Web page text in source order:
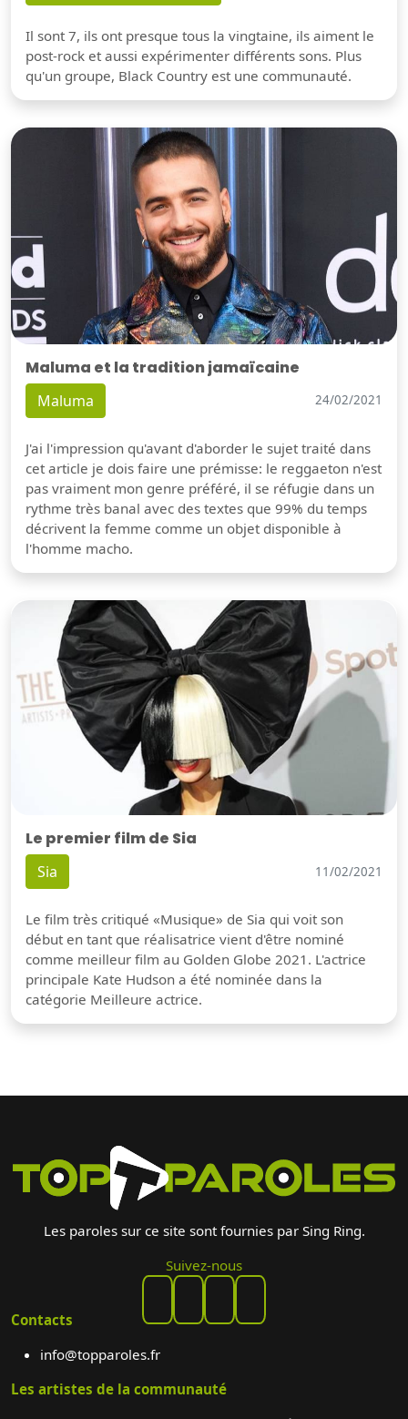
Il sont 7, ils ont presque tous la vingtaine, ils aiment le
post-rock et aussi expérimenter différents sons. Plus
qu'un groupe, Black Country est une communauté.
Maluma et la tradition jamaïcaine
Maluma 24/02/2021
J'ai l'impression qu'avant d'aborder le sujet traité dans
cet article je dois faire une prémisse: le reggaeton n'est
pas vraiment mon genre préféré, il se réfugie dans un
rythme très banal avec des textes que 99% du temps
décrivent la femme comme un objet disponible à
l'homme macho.
Le premier film de Sia
Sia 11/02/2021
Le film très critiqué «Musique» de Sia qui voit son
début en tant que réalisatrice vient d'être nominé
comme meilleur film au Golden Globe 2021. L'actrice
principale Kate Hudson a été nominée dans la
catégorie Meilleure actrice.
Les paroles sur ce site sont fournies par Sing Ring.
Suivez-nous
Contacts
info@topparoles.fr
Les artistes de la communauté